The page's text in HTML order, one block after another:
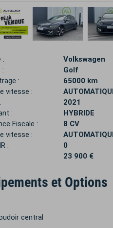
:
Volkswagen
:
Golf
:
65000 km
vitesse :
2021
:
HYBRIDE
Fiscale :
8 CV
vitesse :
:
0
23 900 €
et Options
central